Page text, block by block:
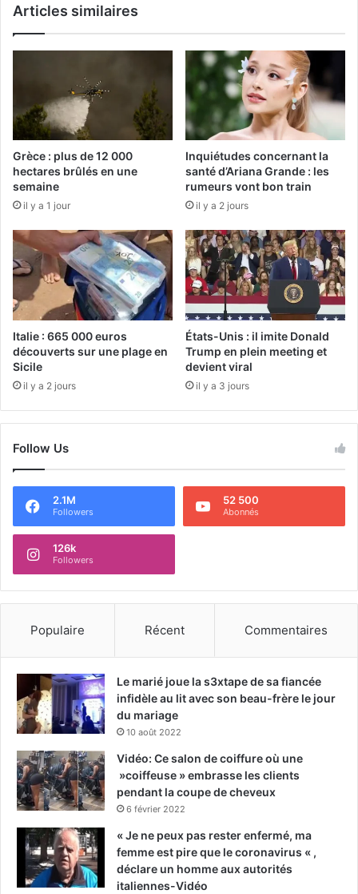
Articles similaires
Grèce : plus de 12 000
hectares brûlés en une
semaine
il y a 1 jour
Inquiétudes concernant la
santé d’Ariana Grande : les
rumeurs vont bon train
il y a 2 jours
Italie : 665 000 euros
découverts sur une plage en
Sicile
il y a 2 jours
États-Unis : il imite Donald
Trump en plein meeting et
devient viral
il y a 3 jours
Follow Us
2.1M
Followers
52 500
Abonnés
126k
Followers
Populaire Récent Commentaires
Le marié joue la s3xtape de sa fiancée
infidèle au lit avec son beau-frère le jour
du mariage
10 août 2022
Vidéo: Ce salon de coiffure où une
»coiffeuse » embrasse les clients
pendant la coupe de cheveux
6 février 2022
« Je ne peux pas rester enfermé, ma
femme est pire que le coronavirus « ,
déclare un homme aux autorités
italiennes-Vidéo